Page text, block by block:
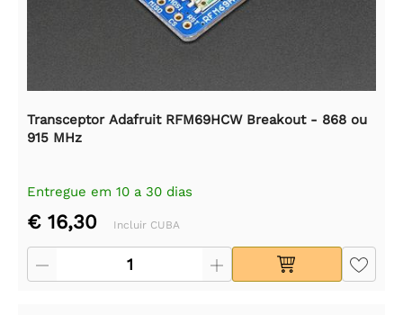
Transceptor Adafruit RFM69HCW Breakout - 868 ou
915 MHz
Entregue em 10 a 30 dias
€ 16,30 Incluir CUBA